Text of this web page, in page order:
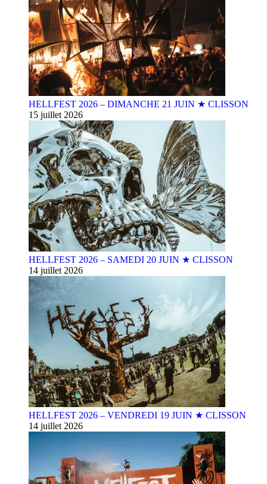
HELLFEST 2026 – DIMANCHE 21 JUIN ★ CLISSON
15 juillet 2026
HELLFEST 2026 – SAMEDI 20 JUIN ★ CLISSON
14 juillet 2026
HELLFEST 2026 – VENDREDI 19 JUIN ★ CLISSON
14 juillet 2026